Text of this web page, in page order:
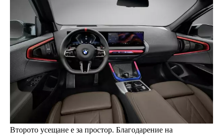
Второто усещане е за простор. Благодарение на